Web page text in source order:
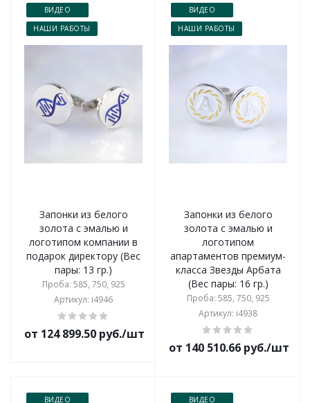
ВИДЕО
НАШИ РАБОТЫ
Запонки из белого
золота с эмалью и
логотипом компании в
подарок директору (Вес
пары: 13 гр.)
Проба: 585, 750, 925
Артикул: i4946
от 124 899.50 руб./шт
ВИДЕО
НАШИ РАБОТЫ
Запонки из белого
золота с эмалью и
логотипом
апартаментов премиум-
класса Звезды Арбата
(Вес пары: 16 гр.)
Проба: 585, 750, 925
Артикул: i4938
от 140 510.66 руб./шт
ВИДЕО ВИДЕО